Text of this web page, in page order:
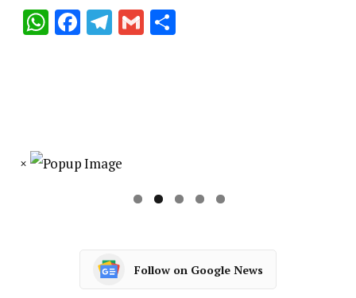
WhatsApp
Facebook
Telegram
Gmail
×
Follow on Google News